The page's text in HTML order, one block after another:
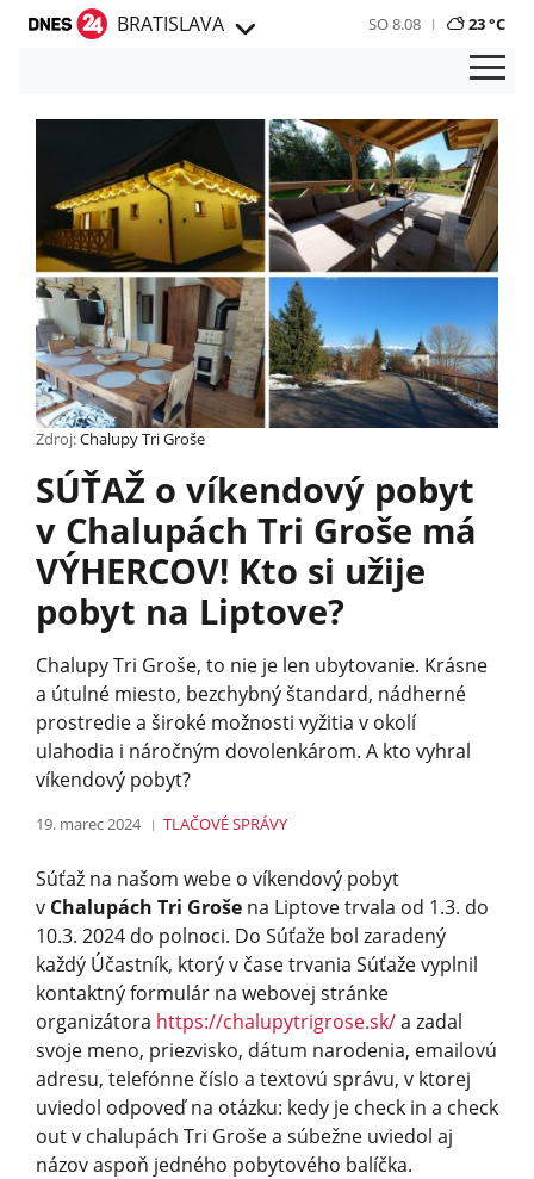
BRATISLAVA SO 8.08 23 °C
Zdroj:Chalupy Tri Groše
SÚŤAŽ o víkendový pobyt
v Chalupách Tri Groše má
VÝHERCOV! Kto si užije
pobyt na Liptove?
Chalupy Tri Groše, to nie je len ubytovanie. Krásne
a útulné miesto, bezchybný štandard, nádherné
prostredie a široké možnosti vyžitia v okolí
ulahodia i náročným dovolenkárom. A kto vyhral
víkendový pobyt?
19. marec 2024 TLAČOVÉ SPRÁVY
Súťaž na našom webe o víkendový pobyt
v Chalupách Tri Groše na Liptove trvala od 1.3. do
10.3. 2024 do polnoci. Do Súťaže bol zaradený
každý Účastník, ktorý v čase trvania Súťaže vyplnil
kontaktný formulár na webovej stránke
organizátora https://chalupytrigrose.sk/a zadal
svoje meno, priezvisko, dátum narodenia, emailovú
adresu, telefónne číslo a textovú správu, v ktorej
uviedol odpoveď na otázku: kedy je check in a check
out v chalupách Tri Groše a súbežne uviedol aj
názov aspoň jedného pobytového balíčka.